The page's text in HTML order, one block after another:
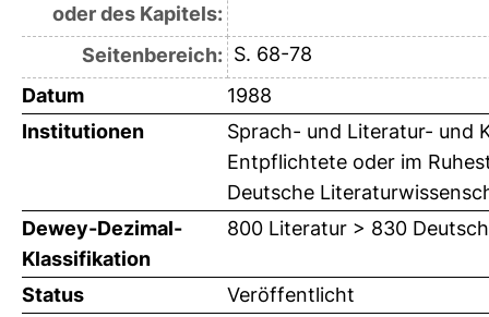
oder des Kapitels:
Seitenbereich: S. 68-78
Datum
1988
Institutionen
Sprach- und Literatur- und
Entpflichtete oder im
Deutsche
Dewey-Dezimal-
Klassifikation
800 Literatur > 830
Status
Veröffentlicht